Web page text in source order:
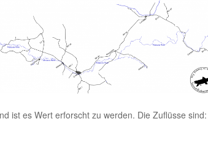
ist es Wert erforscht zu werden. Die Zuflüsse sind: